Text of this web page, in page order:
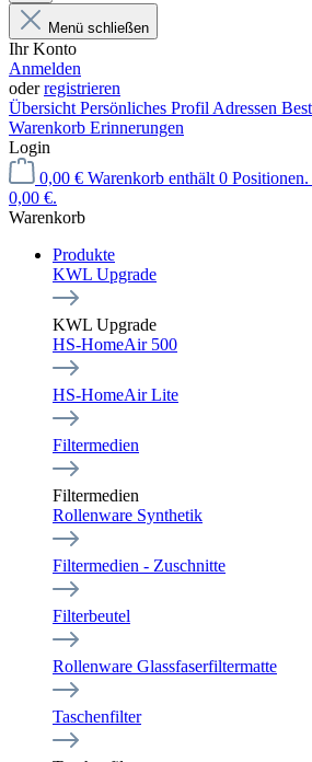
Menü schließen
Ihr Konto
Anmelden
oderregistrieren
Übersicht Persönliches Profil Adressen
Warenkorb Erinnerungen
Login
0,00 € Warenkorb enthält 0
0,00 €.
Warenkorb
Produkte
KWL Upgrade
KWL Upgrade
HS-HomeAir 500
HS-HomeAir Lite
Filtermedien
Filtermedien
Rollenware Synthetik
Filtermedien - Zuschnitte
Filterbeutel
Rollenware Glassfaserfiltermatte
Taschenfilter